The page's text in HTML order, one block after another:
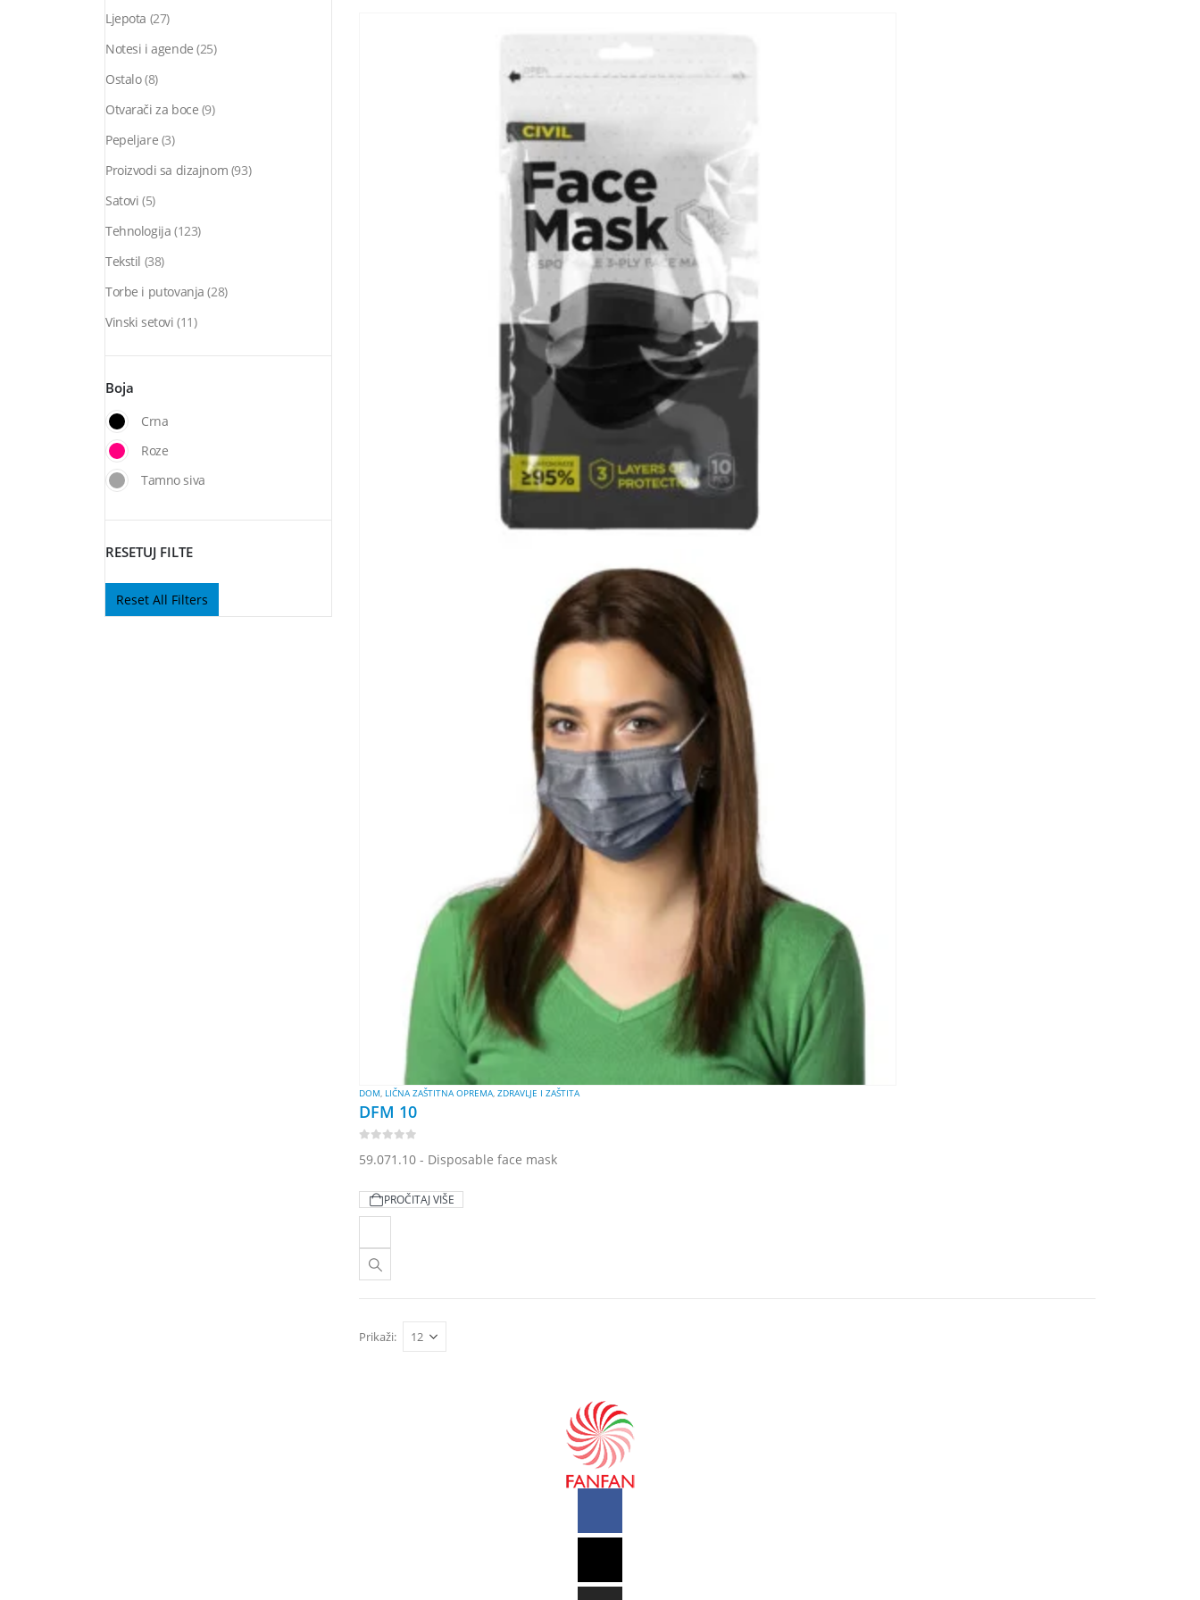
DOM, LIČNA ZAŠTITNA OPREMA, ZDRAVLJE I ZAŠTITA
DFM 10
59.071.10 - Disposable face mask
PROČITAJ VIŠE
Prikaži:
Ljepota (27)
Notesi i agende (25)
Ostalo(8)
Otvarači za boce (9)
Pepeljare (3)
Proizvodi sa dizajnom (93)
Satovi (5)
Tehnologija (123)
Tekstil (38)
Torbe i putovanja (28)
Vinski setovi (11)
Boja
Crna
Roze
Tamno siva
RESETUJ FILTE
Reset All Filters